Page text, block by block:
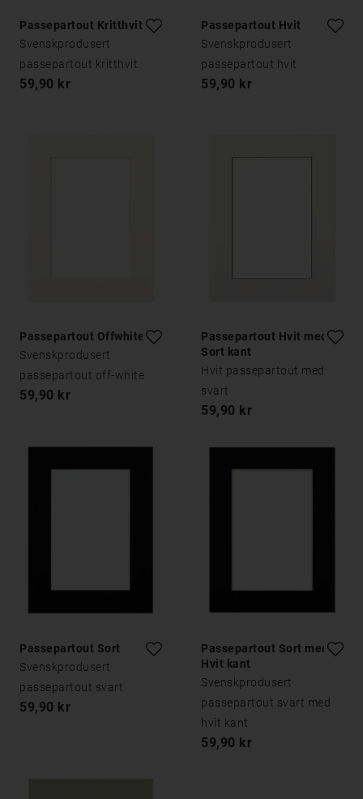
Passepartout Kritthvitt
Svenskprodusert
passepartout kritthvit
59,90 kr
Passepartout Hvit
Svenskprodusert
passepartout hvit
59,90 kr
Passepartout Offwhite
Svenskprodusert
passepartout off-white
59,90 kr
Passepartout Hvit med
Sort kant
Hvit passepartout med
svart
59,90 kr
Passepartout Sort
Svenskprodusert
passepartout svart
59,90 kr
Passepartout Sort med
Hvit kant
Svenskprodusert
passepartout svart med
hvit kant
59,90 kr